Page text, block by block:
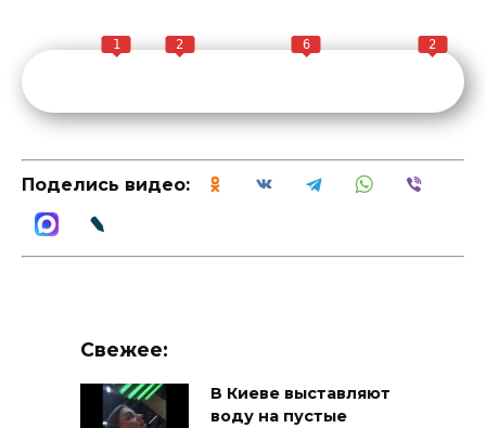
1 2 6 2
Поделись видео:
Свежее:
В Киеве выставляют
воду на пустые